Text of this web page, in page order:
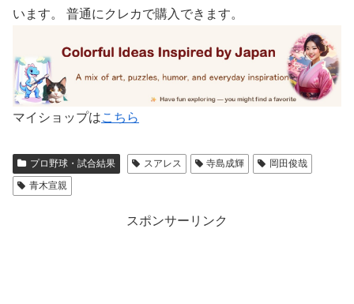
います。 普通にクレカで購入できます。
マイショップはこちら
プロ野球・試合結果 スアレス 寺島成輝
岡田俊哉
青木宣親
スポンサーリンク